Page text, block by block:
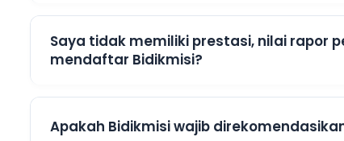
Saya tidak memiliki prestasi, nilai rapor
mendaftar Bidikmisi?
Apakah Bidikmisi wajib